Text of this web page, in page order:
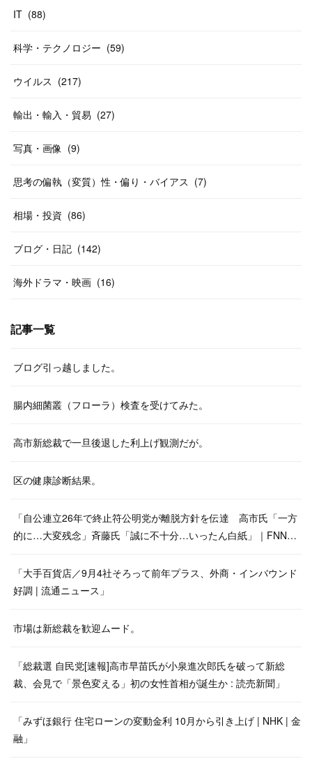
IT (88)
科学・テクノロジー (59)
ウイルス (217)
輸出・輸入・貿易 (27)
写真・画像 (9)
思考の偏執（変質）性・偏り・バイアス (7)
相場・投資 (86)
ブログ・日記 (142)
海外ドラマ・映画 (16)
記事一覧
ブログ引っ越しました。
腸内細菌叢（フローラ）検査を受けてみた。
高市新総裁で一旦後退した利上げ観測だが。
区の健康診断結果。
「自公連立26年で終止符公明党が離脱方針を伝達 高市氏「一方
的に…大変残念」斉藤氏「誠に不十分…いったん白紙」｜FNN…
「大手百貨店／9月4社そろって前年プラス、外商・インバウンド
好調 | 流通ニュース」
市場は新総裁を歓迎ムード。
「総裁選 自民党[速報]高市早苗氏が小泉進次郎氏を破って新総
裁、会見で「景色変える」初の女性首相が誕生か : 読売新聞」
「みずほ銀行 住宅ローンの変動金利 10月から引き上げ | NHK | 金
融」